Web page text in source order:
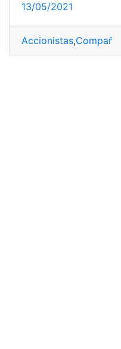
13/05/2021
Accionistas,Compañías